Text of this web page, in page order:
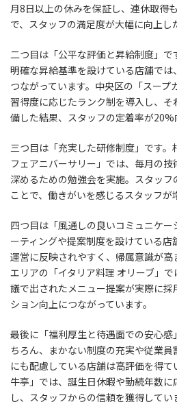
月8日以上の休みを保証し、連休取得
で、スタッフの満足度が大幅に向上し
二つ目は「公平な評価と昇給制度」
明確な昇給基準を設けている店舗で
つながっています。中央区の「スープ
習得度に応じたランク制を導入し、
備した結果、スタッフの定着率が20%
三つ目は「充実した研修制度」です。
フェアニバーサリー」では、毎月の
深めるための勉強会を実施。スタッ
ことで、働きがいを感じるスタッフが
四つ目は「風通しの良いコミュニケー
ーティングや提案制度を設けている
運営に反映されやすく、帰属意識が
エリアの「イタリア料理 オリーブ」
議で出されたメニュー提案が実際に
ション向上につながっています。
最後に「福利厚生と待遇面での安心感
ちろん、まかない制度の充実や従業
にも配慮している店舗は高評価を得
牛亭」では、誕生日休暇や勤続年数
し、スタッフからの信頼を獲得してい